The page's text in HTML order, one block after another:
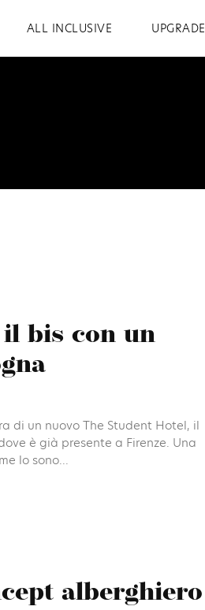
ALL INCLUSIVE UPGRADE
il bis con un
di un nuovo The Student Hotel, il
è già presente a Firenze. Una
lo sono...
alberghiero